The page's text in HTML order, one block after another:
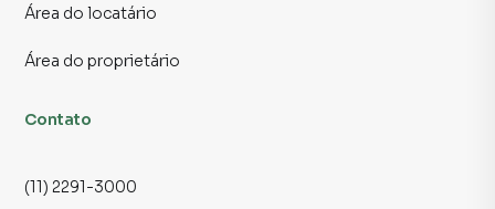
Área do locatário
Área do proprietário
Contato
(11) 2291-3000